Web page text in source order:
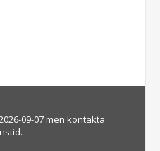
09-07 men kontakta